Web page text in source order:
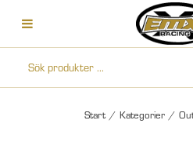
Start / Kategorier /